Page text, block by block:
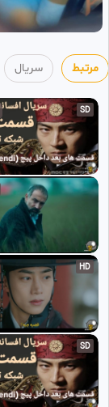
مرتبط سریال
SD
HD
SD